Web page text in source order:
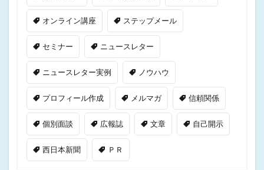
オンライン講座 ステップメール
セミナー ニュースレター
ニュースレター実例 ノウハウ
プロフィール作成 メルマガ 信頼関係
個別面談 広報誌 文章 自己開示
西日本新聞 ＰＲ